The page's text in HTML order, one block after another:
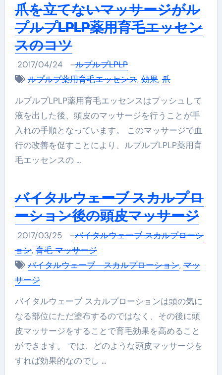
爪を立てないマッサージがル
プルプLPLP薬用育毛エッセン
スのコツ
2017/04/24 –ルプルプLPLP
ルプルプ薬用育毛エッセンス,効果,爪
ルプルプLPLP薬用育毛エッセンスはプッシュして
液を出した後、頭皮のマッサージを行うことが手
入れの手順となっています。 このマッサージで血
行の改善を促すことにより、ルプルプLPLP薬用育
毛エッセンスの …
バイタルウェーブ スカルプロ
ーション後の頭皮マッサージ
2017/03/25 –バイタルウェーブ スカルプローシ
ョン,育毛 マッサージ
バイタルウェーブ スカルプローション,マッ
サージ
バイタルウェーブ スカルプローションは頭の気に
なる部位にただ塗布するのではなく、その後に頭
皮マッサージをすることで育毛効果を高めること
ができます。 では、どのような頭皮マッサージを
すれば効果的なのでし …